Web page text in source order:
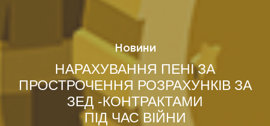
Новини
НАРАХУВАННЯ ПЕНІ ЗА
ПРОСТРОЧЕННЯ РОЗРАХУНКІВ ЗА
ЗЕД -КОНТРАКТАМИ
ПІД ЧАС ВІЙНИ